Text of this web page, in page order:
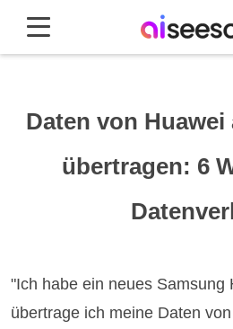
Daten von
übertragen: 6
"Ich habe ein neues Samsung
übertrage ich meine Daten